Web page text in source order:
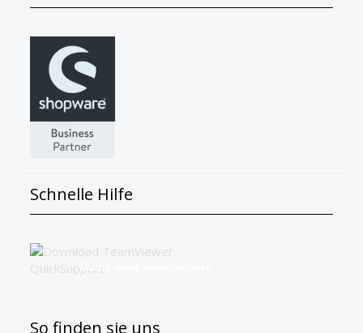
Schnelle Hilfe
TeamViewer herunterladen
So finden sie uns